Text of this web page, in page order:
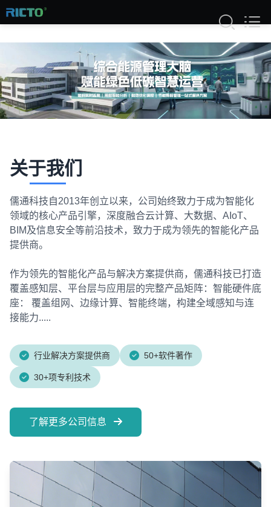
关于我们
儒通科技自2013年创立以来，公司始终致力于成为智能化
领域的核心产品引擎，深度融合云计算、大数据、AIoT、
BIM及信息安全等前沿技术，致力于成为领先的智能化产品
提供商。
作为领先的智能化产品与解决方案提供商，儒通科技已打造
覆盖感知层、平台层与应用层的完整产品矩阵：智能硬件底
座： 覆盖组网、边缘计算、智能终端，构建全域感知与连
接能力.....
行业解决方案提供商 50+软件著作
30+项专利技术
了解更多公司信息